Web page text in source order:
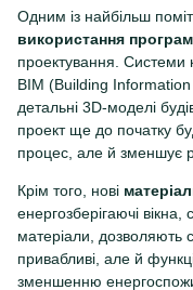
Одним із найбільш
використання
проектування. Системи
BIM (Building
детальні 3D-моделі
проект ще до початку
процес, але й зменшує
Крім того, нові
енергозберігаючі вікна,
матеріали, дозволяють
привабливі, але й
зменшенню